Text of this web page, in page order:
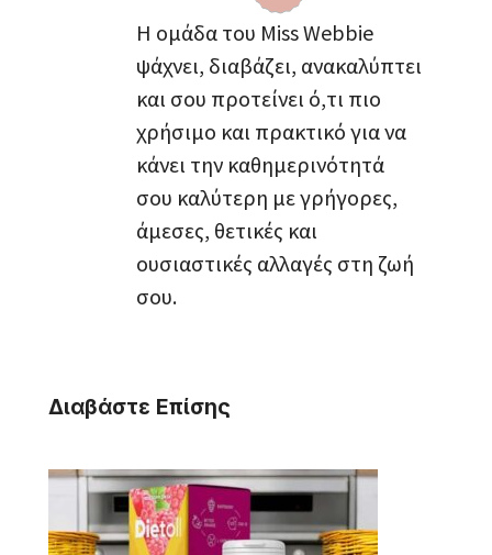
Η ομάδα του Miss Webbie
ψάχνει, διαβάζει, ανακαλύπτει
και σου προτείνει ό,τι πιο
χρήσιμο και πρακτικό για να
κάνει την καθημερινότητά
σου καλύτερη με γρήγορες,
άμεσες, θετικές και
ουσιαστικές αλλαγές στη ζωή
σου.
Διαβάστε Επίσης